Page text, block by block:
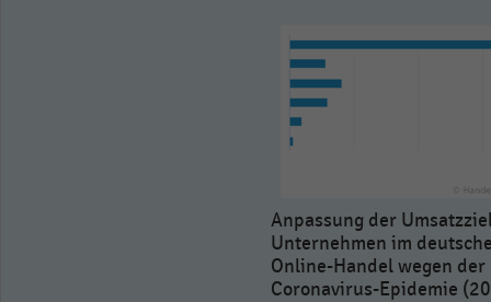
Anpassung der
Unternehmen im
Online-Handel wegen der
Coronavirus-Epidemie